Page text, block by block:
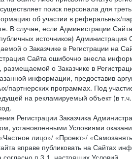
поиск персонала для
об участии в реферальных/
В случае, если Администрации
источников)
о Заказчике в Регистрации на
Сайта ошибочно внесла
о Заказчике в
информации, предоставив
партнерских программах. Под
на рекламируемый объект (в
Регистрации Заказчика
установленными Условиями
лицо»/ «Проект»/
вправе публиковать на Сайтах
п.3.1. настоящих Условий.